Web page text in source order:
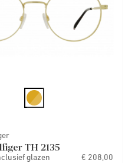
TH 2135
glazen € 208,00